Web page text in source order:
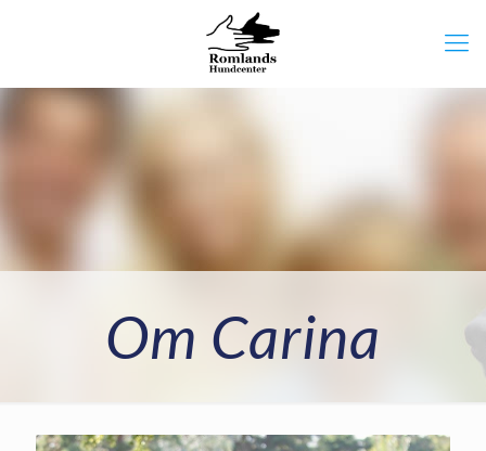
Om Carina